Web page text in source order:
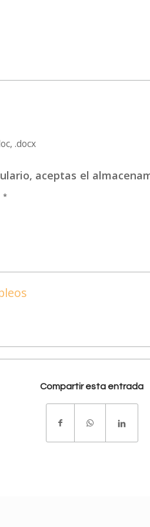
.docx
aceptas el
*
Compartir esta entrada